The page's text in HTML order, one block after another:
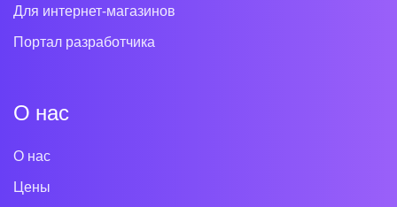
Для интернет-магазинов
Портал разработчика
О нас
О нас
Цены